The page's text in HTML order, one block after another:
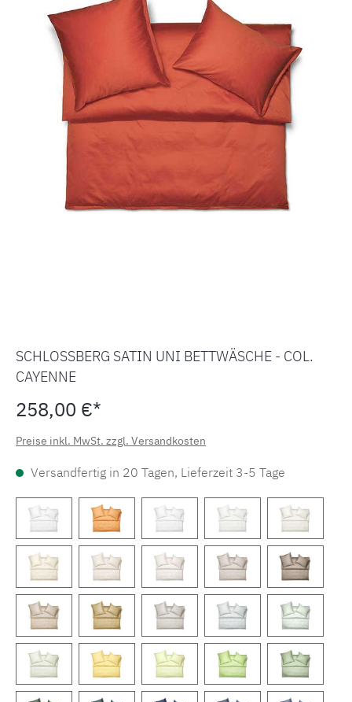
SCHLOSSBERG SATIN UNI BETTWÄSCHE - COL.
CAYENNE
258,00 €*
Preise inkl. MwSt. zzgl. Versandkosten
Versandfertig in 20 Tagen, Lieferzeit 3-5 Tage